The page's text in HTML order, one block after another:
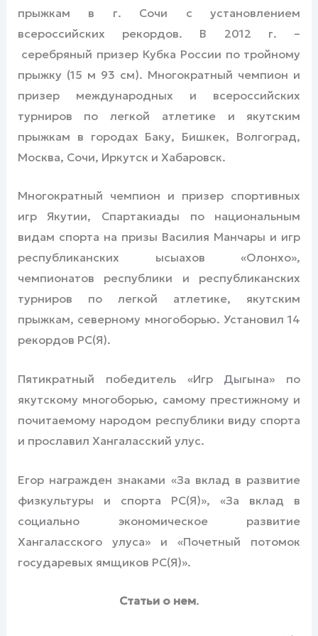
прыжкам в г. Сочи с установлением
всероссийских рекордов. В 2012 г. –
серебряный призер Кубка России по тройному
прыжку (15 м 93 см). Многократный чемпион и
призер международных и всероссийских
турниров по легкой атлетике и якутским
прыжкам в городах Баку, Бишкек, Волгоград,
Москва, Сочи, Иркутск и Хабаровск.
Многократный чемпион и призер спортивных
игр Якутии, Спартакиады по национальным
видам спорта на призы Василия Манчары и игр
республиканских ысыахов «Олонхо»,
чемпионатов республики и республиканских
турниров по легкой атлетике, якутским
прыжкам, северному многоборью. Установил 14
рекордов РС(Я).
Пятикратный победитель «Игр Дыгына» по
якутскому многоборью, самому престижному и
почитаемому народом республики виду спорта
и прославил Хангаласский улус.
Егор награжден знаками «За вклад в развитие
физкультуры и спорта РС(Я)», «За вклад в
социально экономическое развитие
Хангаласского улуса» и «Почетный потомок
государевых ямщиков РС(Я)».
Статьи о нем.